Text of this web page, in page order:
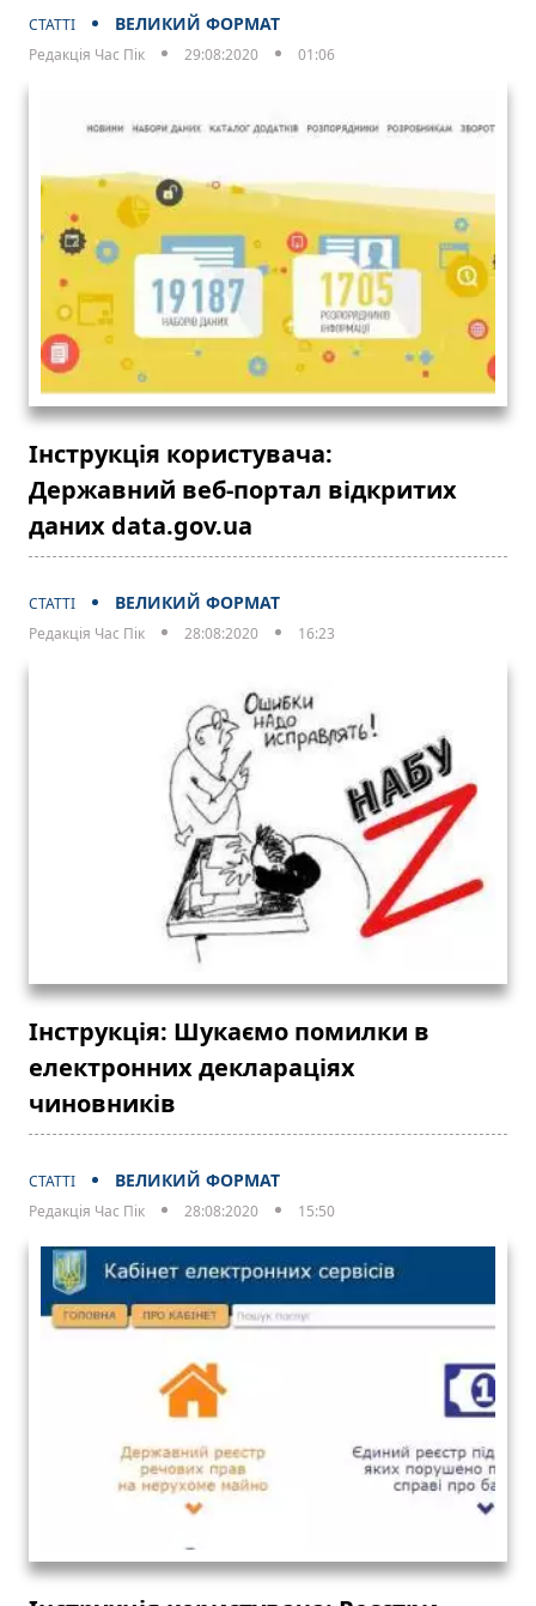
СТАТТІ ВЕЛИКИЙ ФОРМАТ
Редакція Час Пік 29:08:2020 01:06
Інструкція користувача:
Державний веб-портал відкритих
даних data.gov.ua
СТАТТІ ВЕЛИКИЙ ФОРМАТ
Редакція Час Пік 28:08:2020 16:23
Інструкція: Шукаємо помилки в
електронних деклараціях
чиновників
СТАТТІ ВЕЛИКИЙ ФОРМАТ
Редакція Час Пік 28:08:2020 15:50